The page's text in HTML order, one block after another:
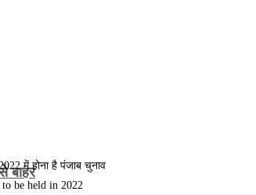
बाहर
be held in 2022